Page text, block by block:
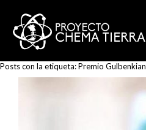
Posts con la etiqueta:Premio Gulbenkian